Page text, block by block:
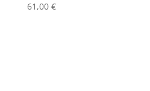
61,00 €